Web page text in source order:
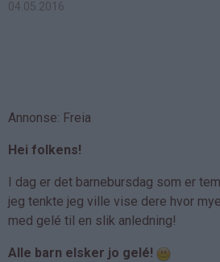
04.05.2016
Annonse: Freia
Hei folkens!
I dag er det barnebursdag som er
jeg tenkte jeg ville vise dere hvor
med gelé til en slik anledning!
Alle barn elsker jo gelé!